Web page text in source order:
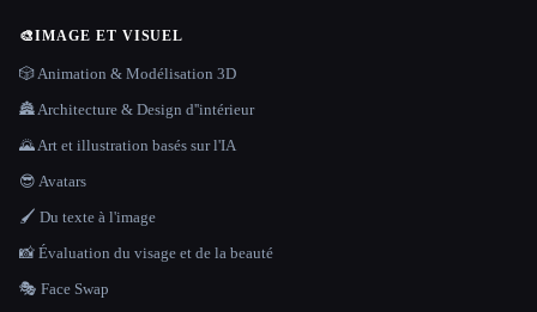
🎨IMAGE ET VISUEL
🎲 Animation & Modélisation 3D
🏯 Architecture & Design d''intérieur
🌄 Art et illustration basés sur l'IA
😎 Avatars
🖌️ Du texte à l'image
📸 Évaluation du visage et de la beauté
🎭 Face Swap